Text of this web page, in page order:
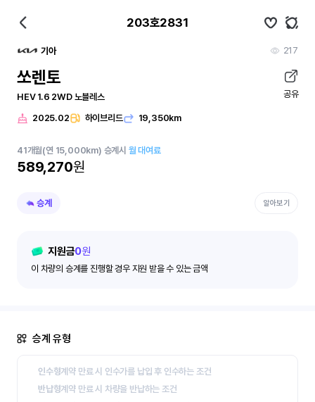
203호2831
기아 217
쏘렌토
HEV 1.6 2WD 노블레스 공유
2025.02 하이브리드 19,350km
41개월(연 15,000km) 승계시 월 대여료
589,270원
승계 알아보기
지원금0원
이 차량의 승계를 진행할 경우 지원 받을 수 있는 금액
승계 유형
인수형계약 만료 시 인수가를 납입 후 인수하는 조건
반납형계약 만료 시 차량을 반납하는 조건